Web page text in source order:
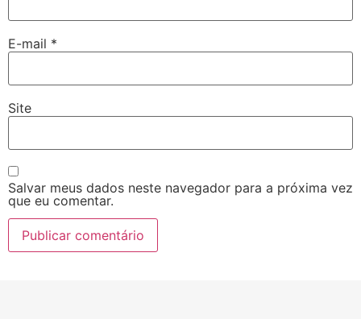
E-mail *
Site
Salvar meus dados neste navegador para a próxima vez
que eu comentar.